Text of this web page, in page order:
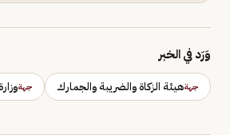
وَرَد في الخبر
جهةهيئة الزكاة والضريبة والجمارك جهة